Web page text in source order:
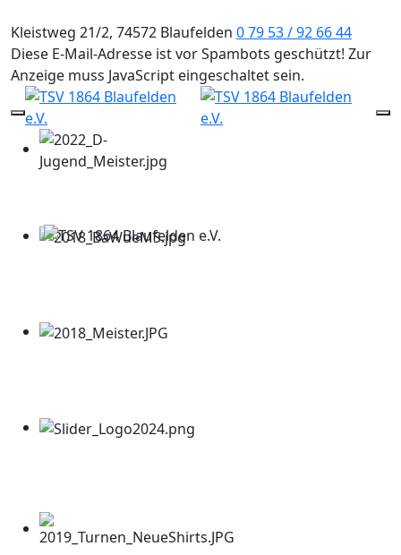
Kleistweg 21/2, 74572 Blaufelden 0 79 53 / 92 66 44
Diese E-Mail-Adresse ist vor Spambots geschützt! Zur
Anzeige muss JavaScript eingeschaltet sein.
Mobile Menu Toggle